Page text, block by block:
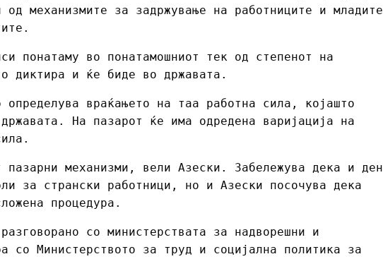
од механизмите за задржување на работниците и младите
понатаму во понатамошниот тек од степенот на
диктира и ќе биде во државата.
враќањето на таа работна сила, којашто
На пазарот ќе има одредена варијација на
механизми, вели Азески. Забележува дека и ден
за странски работници, но и Азески посочува дека
процедура.
со министерствата за надворешни и
со Министерството за труд и социјална политика за